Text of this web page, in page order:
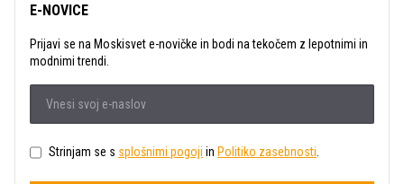
E-NOVICE
Prijavi se na Moskisvet e-novičke in bodi na tekočem z lepotnimi in
modnimi trendi.
Strinjam se s splošnimi pogoji in Politiko zasebnosti